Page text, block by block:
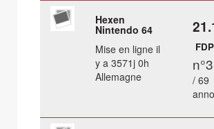
Hexen
Nintendo 64
Mise en ligne il
y a 3571j 0h
Allemagne
/ 69